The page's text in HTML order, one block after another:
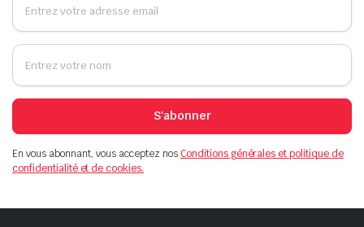
S'abonner
En vous abonnant, vous acceptez nosConditions générales et politique de
confidentialité et de cookies.